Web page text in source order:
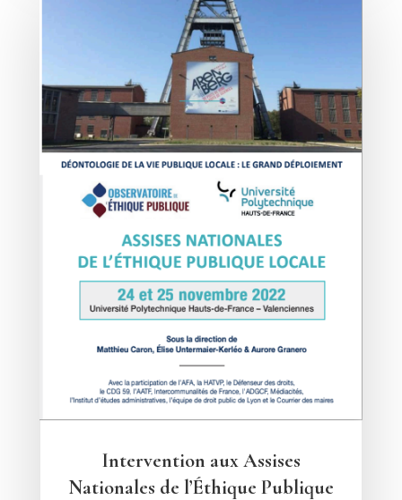
Intervention aux Assises
Nationales de l’Éthique Publique